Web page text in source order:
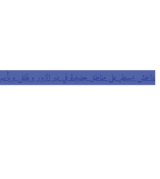
داعش يسيطر على مناطق جديدة في دير الزور ويقتل